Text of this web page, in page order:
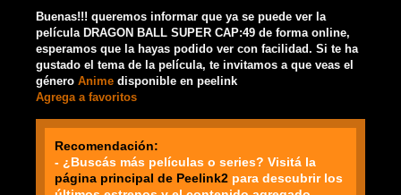
Buenas!!! queremos informar que ya se puede ver la
película DRAGON BALL SUPER CAP:49 de forma online,
esperamos que la hayas podido ver con facilidad. Si te ha
gustado el tema de la película, te invitamos a que veas el
género Anime disponible en peelink
Agrega a favoritos
Recomendación:
- ¿Buscás más películas o series? Visitá la
página principal de Peelink2 para descubrir los